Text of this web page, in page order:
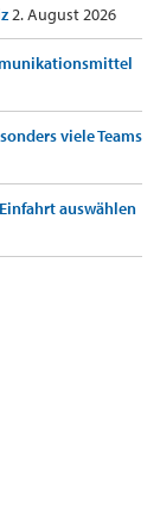
2. August 2026
viele Teams
auswählen